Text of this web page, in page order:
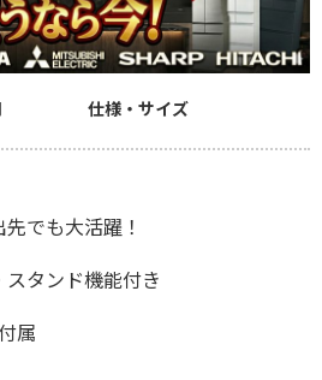
仕様・サイズ
でも大活躍！
タンド機能付き
属